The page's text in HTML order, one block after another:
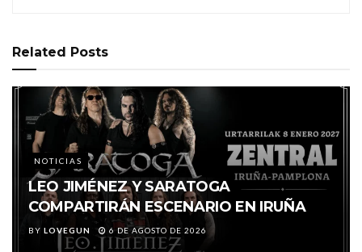
Related Posts
NOTICIAS
LEO JIMÉNEZ Y SARATOGA
COMPARTIRÁN ESCENARIO EN IRUÑA
BY LOVEGUN 6 DE AGOSTO DE 2026